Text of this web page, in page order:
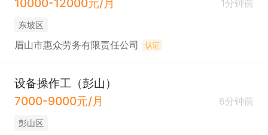
10000-12000元/月
1分钟前
东坡区
眉山市惠众劳务有限责任公司 认证
设备操作工（彭山）
7000-9000元/月
6分钟前
彭山区